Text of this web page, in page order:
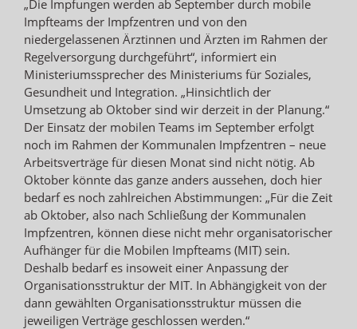
„Die Impfungen werden ab September durch mobile
Impfteams der Impfzentren und von den
niedergelassenen Ärztinnen und Ärzten im Rahmen der
Regelversorgung durchgeführt“, informiert ein
Ministeriumssprecher des Ministeriums für Soziales,
Gesundheit und Integration. „Hinsichtlich der
Umsetzung ab Oktober sind wir derzeit in der Planung.“
Der Einsatz der mobilen Teams im September erfolgt
noch im Rahmen der Kommunalen Impfzentren – neue
Arbeitsverträge für diesen Monat sind nicht nötig. Ab
Oktober könnte das ganze anders aussehen, doch hier
bedarf es noch zahlreichen Abstimmungen: „Für die Zeit
ab Oktober, also nach Schließung der Kommunalen
Impfzentren, können diese nicht mehr organisatorischer
Aufhänger für die Mobilen Impfteams (MIT) sein.
Deshalb bedarf es insoweit einer Anpassung der
Organisationsstruktur der MIT. In Abhängigkeit von der
dann gewählten Organisationsstruktur müssen die
jeweiligen Verträge geschlossen werden.“